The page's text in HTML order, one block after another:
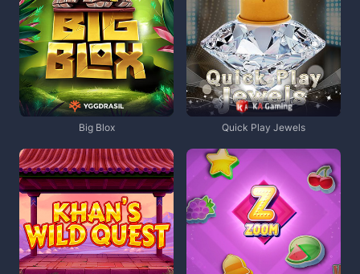
Big Blox Quick Play Jewels